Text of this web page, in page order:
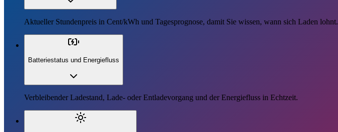
Aktueller Stundenpreis in Cent/kWh und Tagesprognose, damit Sie wissen, wann sich Laden lohnt.
Batteriestatus und Energiefluss
Verbleibender Ladestand, Lade- oder Entladevorgang und der Energiefluss in Echtzeit.